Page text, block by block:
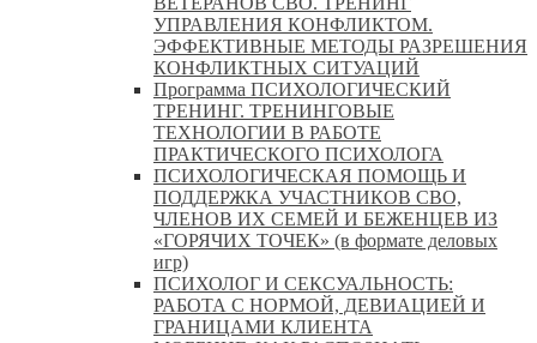
УПРАВЛЕНИЯ КОНФЛИКТОМ.
ЭФФЕКТИВНЫЕ МЕТОДЫ РАЗРЕШЕНИЯ
КОНФЛИКТНЫХ СИТУАЦИЙ
Программа ПСИХОЛОГИЧЕСКИЙ
ТРЕНИНГ. ТРЕНИНГОВЫЕ
ТЕХНОЛОГИИ В РАБОТЕ
ПРАКТИЧЕСКОГО ПСИХОЛОГА
ПСИХОЛОГИЧЕСКАЯ ПОМОЩЬ И
ПОДДЕРЖКА УЧАСТНИКОВ СВО,
ЧЛЕНОВ ИХ СЕМЕЙ И БЕЖЕНЦЕВ ИЗ
«ГОРЯЧИХ ТОЧЕК» (в формате деловых
игр)
ПСИХОЛОГ И СЕКСУАЛЬНОСТЬ:
РАБОТА С НОРМОЙ, ДЕВИАЦИЕЙ И
ГРАНИЦАМИ КЛИЕНТА